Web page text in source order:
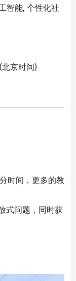
智能, 个性化社
京时间)
时间，更多的教
式问题，同时获